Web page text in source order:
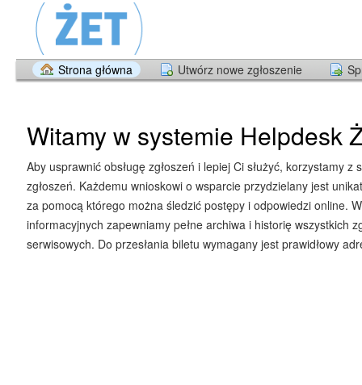
Strona główna Utwórz nowe zgłoszenie
Witamy w systemie Helpdesk
Aby usprawnić obsługę zgłoszeń i lepiej Ci służyć, korzystamy z
zgłoszeń. Każdemu wnioskowi o wsparcie przydzielany jest
za pomocą którego można śledzić postępy i odpowiedzi online.
informacyjnych zapewniamy pełne archiwa i historię wszystkich
serwisowych. Do przesłania biletu wymagany jest prawidłowy